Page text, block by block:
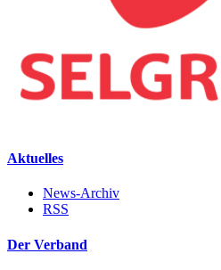
Aktuelles
News-Archiv
RSS
Der Verband